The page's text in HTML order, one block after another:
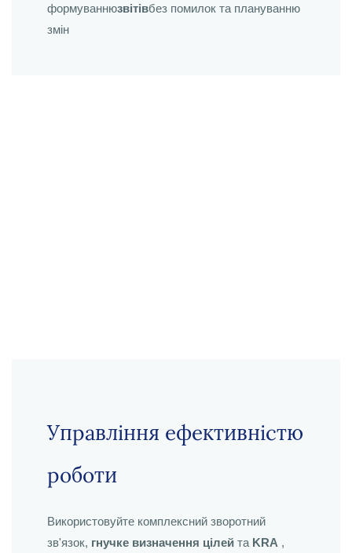
формуваннюзвітівбез помилок та плануванню
змін
Управління ефективністю
роботи
Використовуйте комплексний зворотний
зв'язок, гнучке визначення цілей та KRA ,